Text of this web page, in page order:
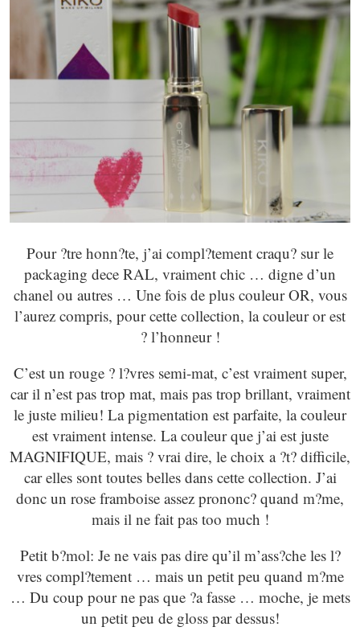
Pour ?tre honn?te, j’ai compl?tement craqu? sur le
packaging dece RAL, vraiment chic … digne d’un
chanel ou autres … Une fois de plus couleur OR, vous
l’aurez compris, pour cette collection, la couleur or est
? l’honneur !
C’est un rouge ? l?vres semi-mat, c’est vraiment super,
car il n’est pas trop mat, mais pas trop brillant, vraiment
le juste milieu! La pigmentation est parfaite, la couleur
est vraiment intense. La couleur que j’ai est juste
MAGNIFIQUE, mais ? vrai dire, le choix a ?t? difficile,
car elles sont toutes belles dans cette collection. J’ai
donc un rose framboise assez prononc? quand m?me,
mais il ne fait pas too much !
Petit b?mol: Je ne vais pas dire qu’il m’ass?che les l?
vres compl?tement … mais un petit peu quand m?me
… Du coup pour ne pas que ?a fasse … moche, je mets
un petit peu de gloss par dessus!